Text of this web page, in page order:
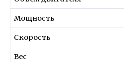
Мощность
Скорость
Вес